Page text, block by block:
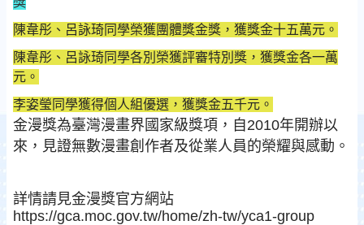
陳韋彤、呂詠琦同學榮獲團體獎金獎，獲獎金十五萬元。
陳韋彤、呂詠琦同學各別榮獲評審特別獎，獲獎金各一萬
元。
李姿瑩同學獲得個人組優選，獲獎金五千元。
金漫獎為臺灣漫畫界國家級獎項，自2010年開辦以
來，見證無數漫畫創作者及從業人員的榮耀與感動。
詳情請見金漫獎官方網站
https://gca.moc.gov.tw/home/zh-tw/yca1-group